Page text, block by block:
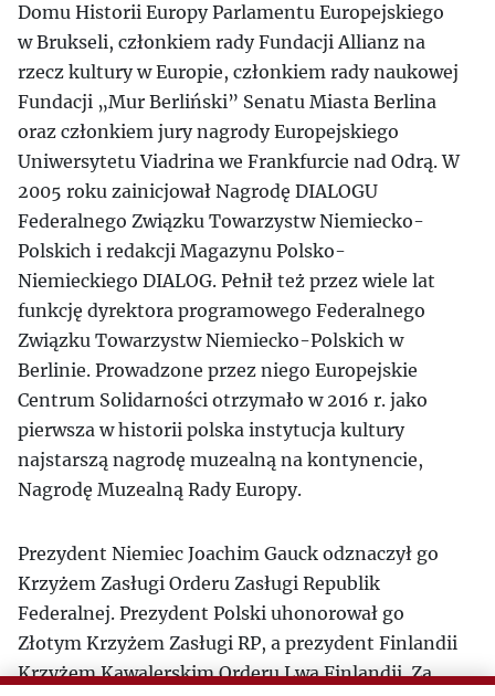
Domu Historii Europy Parlamentu Europejskiego
w Brukseli, członkiem rady Fundacji Allianz na
rzecz kultury w Europie, członkiem rady naukowej
Fundacji „Mur Berliński” Senatu Miasta Berlina
oraz członkiem jury nagrody Europejskiego
Uniwersytetu Viadrina we Frankfurcie nad Odrą. W
2005 roku zainicjował Nagrodę DIALOGU
Federalnego Związku Towarzystw Niemiecko-
Polskich i redakcji Magazynu Polsko-
Niemieckiego DIALOG. Pełnił też przez wiele lat
funkcję dyrektora programowego Federalnego
Związku Towarzystw Niemiecko-Polskich w
Berlinie. Prowadzone przez niego Europejskie
Centrum Solidarności otrzymało w 2016 r. jako
pierwsza w historii polska instytucja kultury
najstarszą nagrodę muzealną na kontynencie,
Nagrodę Muzealną Rady Europy.
Prezydent Niemiec Joachim Gauck odznaczył go
Krzyżem Zasługi Orderu Zasługi Republik
Federalnej. Prezydent Polski uhonorował go
Złotym Krzyżem Zasługi RP, a prezydent Finlandii
Krzyżem Kawalerskim Orderu Lwa Finlandii. Za